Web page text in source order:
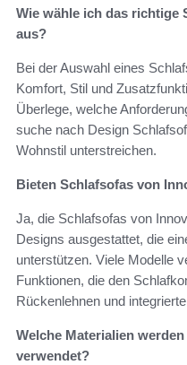
Wie wähle ich das richtige
aus?
Bei der Auswahl eines
Komfort, Stil und
Überlege, welche
suche nach Design
Wohnstil unterstreichen.
Bieten Schlafsofas von
Ja, die Schlafsofas von
Designs ausgestattet, die
unterstützen. Viele Modelle
Funktionen, die den
Rückenlehnen und
Welche Materialien
verwendet?